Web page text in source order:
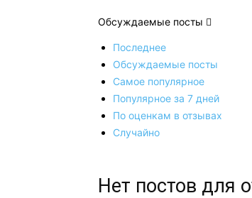
Обсуждаемые посты
Последнее
Обсуждаемые посты
Самое популярное
Популярное за 7 дней
По оценкам в отзывах
Случайно
Нет постов для